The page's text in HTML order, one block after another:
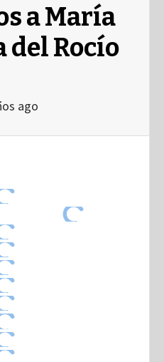
a María
Rocío
ago